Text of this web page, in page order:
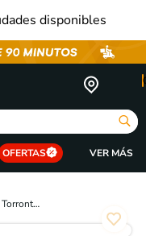
disponibles
OFERTAS
Alta Vista Torrontes Classic - 750ml